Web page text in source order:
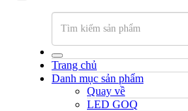
Trang chủ
Danh mục sản phẩm
Quay về
LED GOQ